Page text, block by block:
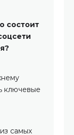
состоит
ключевые
самых